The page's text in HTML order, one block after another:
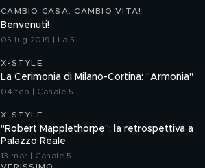
CAMBIO CASA, CAMBIO VITA!
Benvenuti!
05 lug 2019 | La 5
X-STYLE
La Cerimonia di Milano-Cortina: "Armonia"
04 feb | Canale 5
X-STYLE
"Robert Mapplethorpe": la retrospettiva a
Palazzo Reale
13 mar | Canale 5